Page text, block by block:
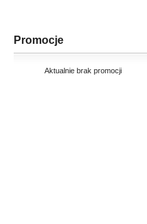
Promocje
Aktualnie brak promocji